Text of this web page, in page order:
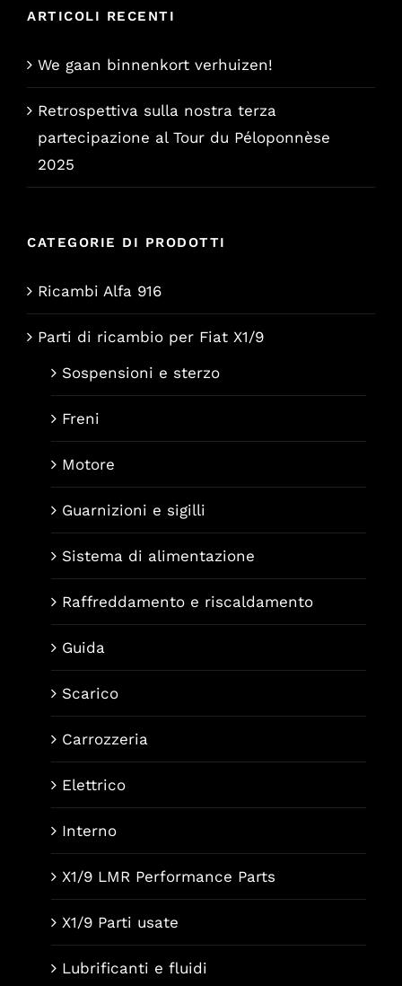
ARTICOLI RECENTI
We gaan binnenkort verhuizen!
Retrospettiva sulla nostra terza
partecipazione al Tour du Péloponnèse
2025
CATEGORIE DI PRODOTTI
Ricambi Alfa 916
Parti di ricambio per Fiat X1/9
Sospensioni e sterzo
Freni
Motore
Guarnizioni e sigilli
Sistema di alimentazione
Raffreddamento e riscaldamento
Guida
Scarico
Carrozzeria
Elettrico
Interno
X1/9 LMR Performance Parts
X1/9 Parti usate
Lubrificanti e fluidi